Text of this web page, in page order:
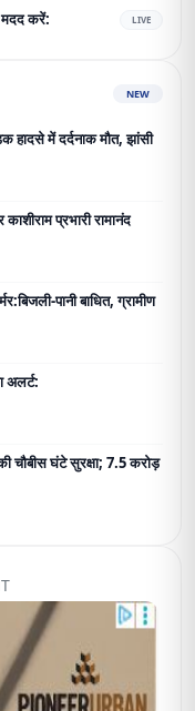
मदद करें: LIVE
NEW
में दर्दनाक मौत, झांसी
प्रभारी रामानंद
पानी बाधित, ग्रामीण
अलर्ट:
घंटे सुरक्षा; 7.5 करोड़